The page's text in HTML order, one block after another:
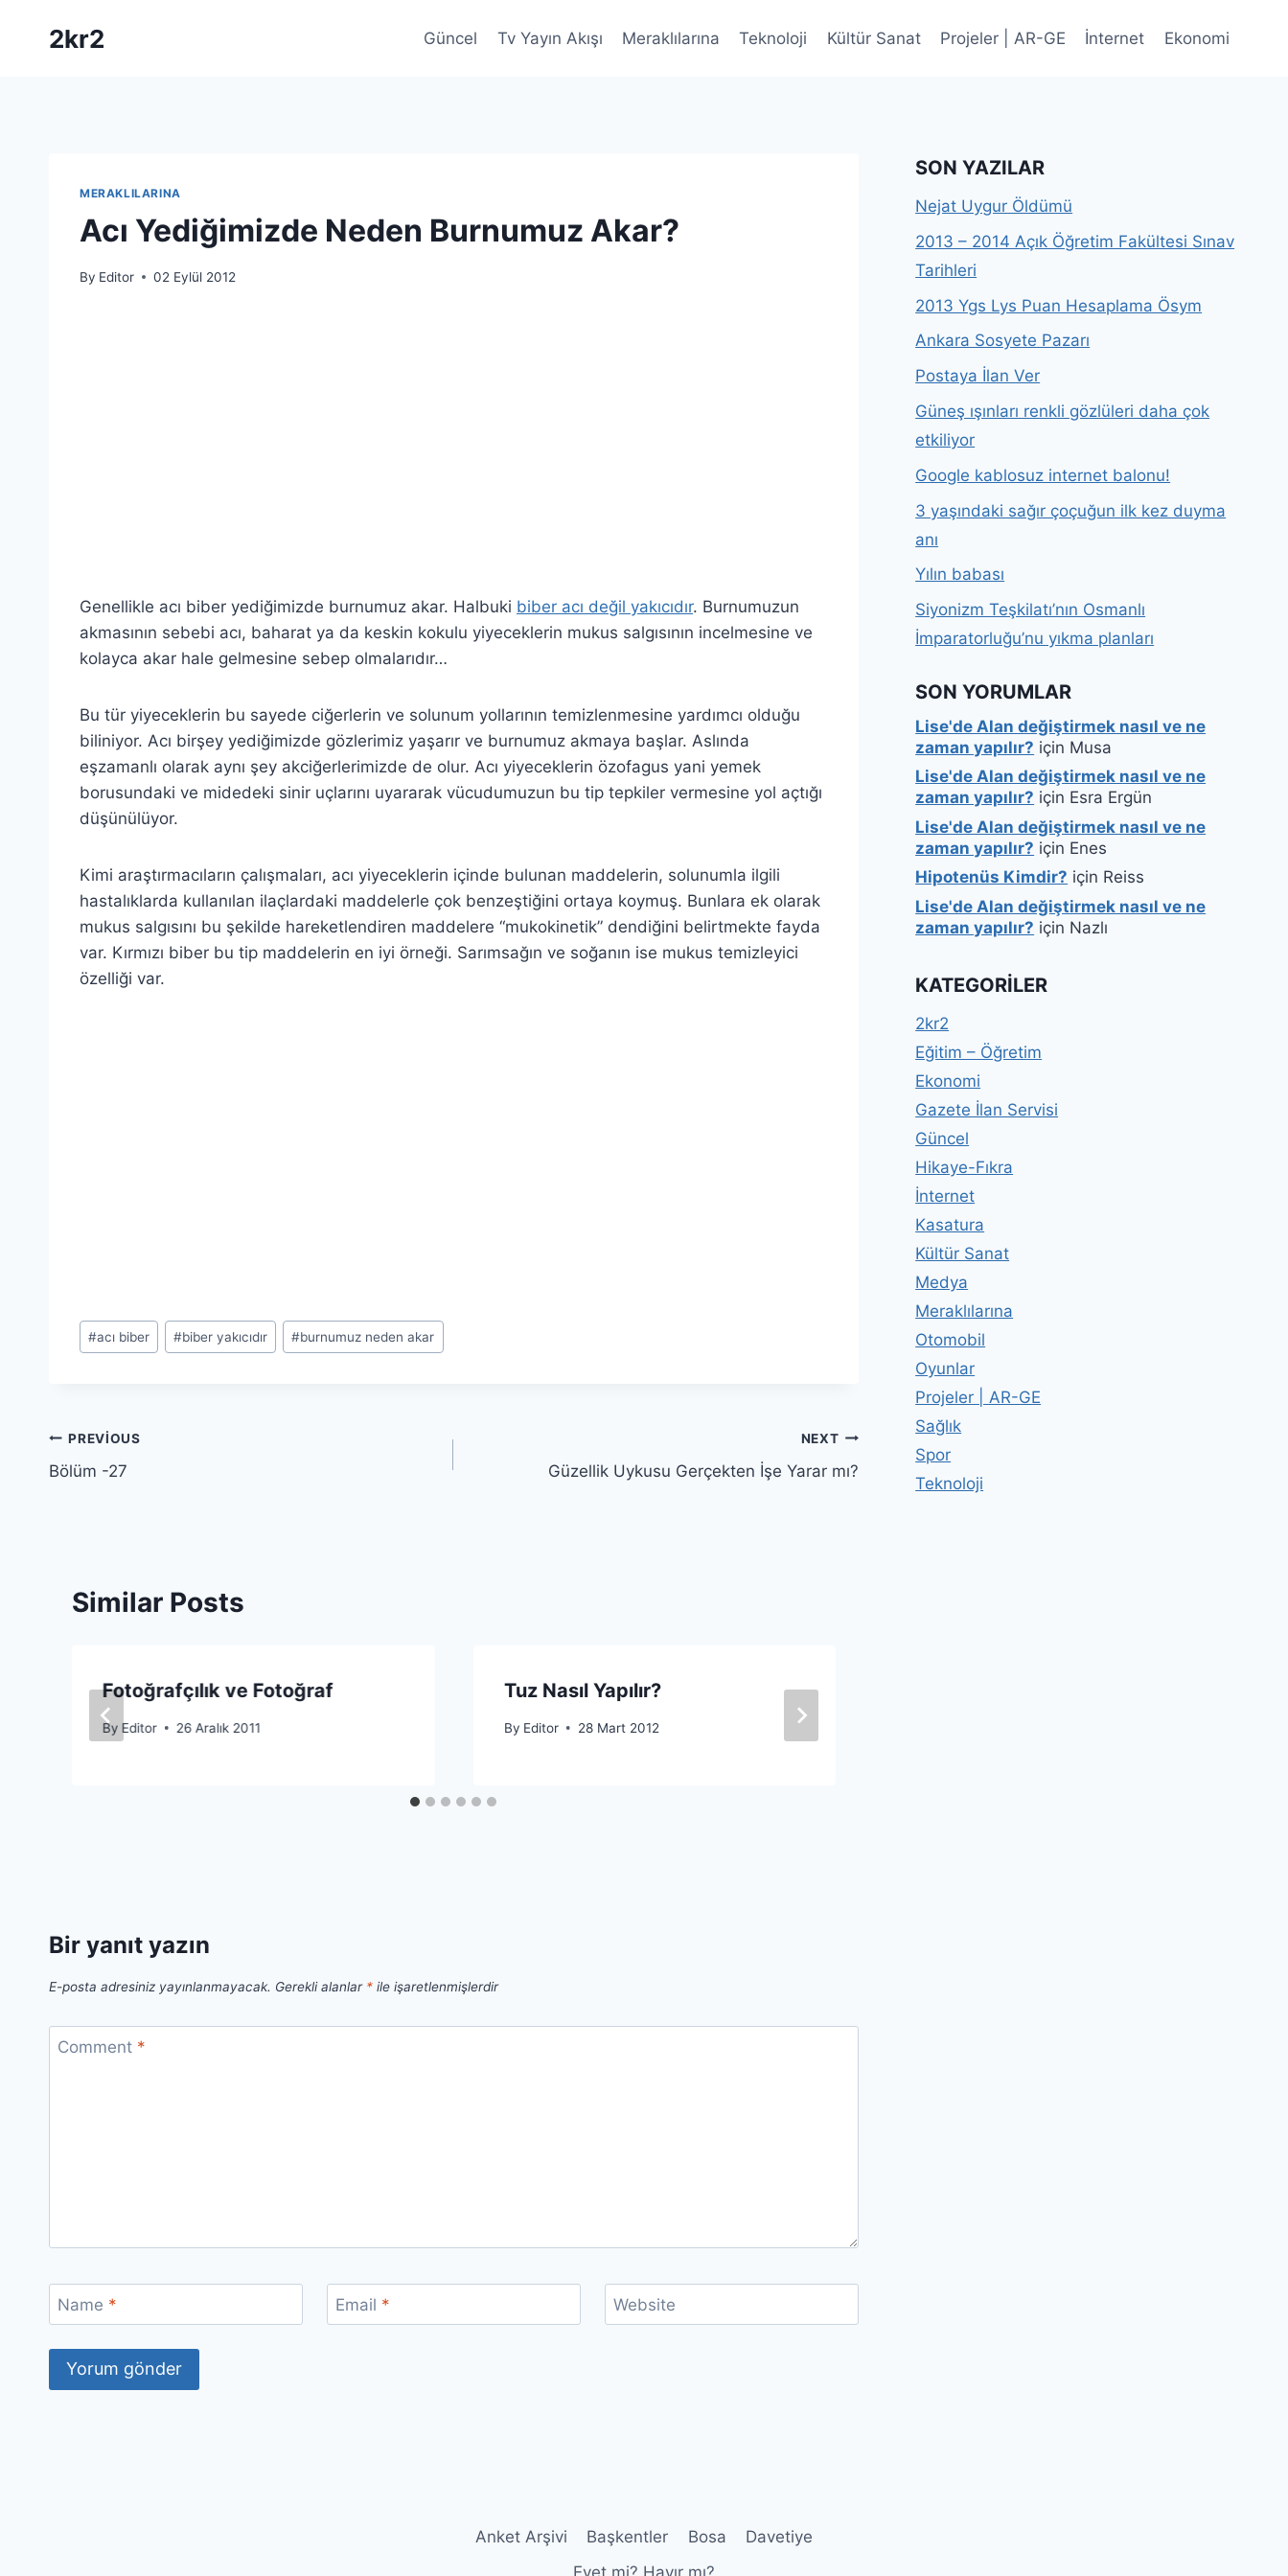
2kr2 Güncel Tv Yayın Akışı Meraklılarına Teknoloji Kültür Sanat Projeler | AR-GE İnternet Ekonomi
MERAKLILARINA
Acı Yediğimizde Neden Burnumuz Akar?
By Editor 02 Eylül 2012
Genellikle acı biber yediğimizde burnumuz akar. Halbuki biber acı değil yakıcıdır. Burnumuzun
akmasının sebebi acı, baharat ya da keskin kokulu yiyeceklerin mukus salgısının incelmesine ve
kolayca akar hale gelmesine sebep olmalarıdır…
Bu tür yiyeceklerin bu sayede ciğerlerin ve solunum yollarının temizlenmesine yardımcı olduğu
biliniyor. Acı birşey yediğimizde gözlerimiz yaşarır ve burnumuz akmaya başlar. Aslında
eşzamanlı olarak aynı şey akciğerlerimizde de olur. Acı yiyeceklerin özofagus yani yemek
borusundaki ve midedeki sinir uçlarını uyararak vücudumuzun bu tip tepkiler vermesine yol açtığı
düşünülüyor.
Kimi araştırmacıların çalışmaları, acı yiyeceklerin içinde bulunan maddelerin, solunumla ilgili
hastalıklarda kullanılan ilaçlardaki maddelerle çok benzeştiğini ortaya koymuş. Bunlara ek olarak
mukus salgısını bu şekilde hareketlendiren maddelere “mukokinetik” dendiğini belirtmekte fayda
var. Kırmızı biber bu tip maddelerin en iyi örneği. Sarımsağın ve soğanın ise mukus temizleyici
özelliği var.
Post
Tags:
#acı biber #biber yakıcıdır #burnumuz neden akar
Yazı
gezinmesi
PREVIOUS
Bölüm -27
NEXT
Güzellik Uykusu Gerçekten İşe Yarar mı?
Similar Posts
Fotoğrafçılık ve Fotoğraf
By Editor 26 Aralık 2011
Tuz Nasıl Yapılır?
By Editor 28 Mart 2012
Bir yanıt yazın
E-posta adresiniz yayınlanmayacak. Gerekli alanlar * ile işaretlenmişlerdir
Comment *
Name * Email * Website
SON YAZILAR
Nejat Uygur Öldümü
2013 – 2014 Açık Öğretim Fakültesi Sınav
Tarihleri
2013 Ygs Lys Puan Hesaplama Ösym
Ankara Sosyete Pazarı
Postaya İlan Ver
Güneş ışınları renkli gözlüleri daha çok
etkiliyor
Google kablosuz internet balonu!
3 yaşındaki sağır çoçuğun ilk kez duyma
anı
Yılın babası
Siyonizm Teşkilatı’nın Osmanlı
İmparatorluğu’nu yıkma planları
SON YORUMLAR
Lise'de Alan değiştirmek nasıl ve ne
zaman yapılır? için Musa
Lise'de Alan değiştirmek nasıl ve ne
zaman yapılır? için Esra Ergün
Lise'de Alan değiştirmek nasıl ve ne
zaman yapılır? için Enes
Hipotenüs Kimdir? için Reiss
Lise'de Alan değiştirmek nasıl ve ne
zaman yapılır? için Nazlı
KATEGORILER
2kr2
Eğitim – Öğretim
Ekonomi
Gazete İlan Servisi
Güncel
Hikaye-Fıkra
İnternet
Kasatura
Kültür Sanat
Medya
Meraklılarına
Otomobil
Oyunlar
Projeler | AR-GE
Sağlık
Spor
Teknoloji
Anket Arşivi Başkentler Bosa
Davetiye